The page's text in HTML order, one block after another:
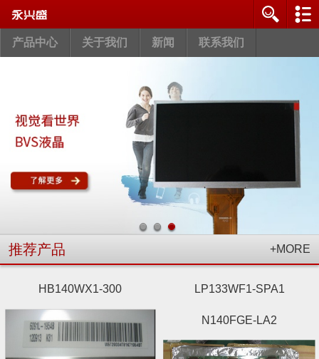
产品中心 关于我们 新闻 联系我们
推荐产品 +MORE
HB140WX1-300 LP133WF1-SPA1
N140FGE-LA2